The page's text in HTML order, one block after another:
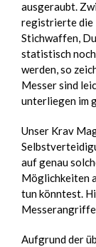
ausgeraubt.
registrierte die
Stichwaffen,
statistisch
werden, so
Messer sind
unterliegen im
Unser Krav
auf genau
Möglichkeiten
tun könntest.
Aufgrund der